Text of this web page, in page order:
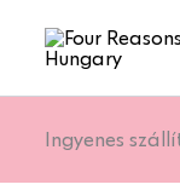
Ingyenes